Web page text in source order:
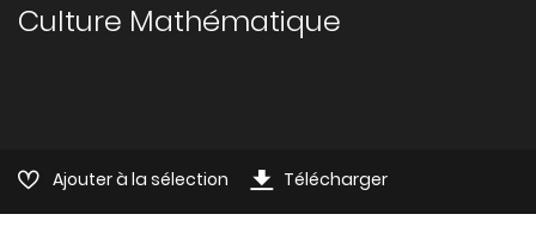
Culture Mathématique
Ajouter à la sélection Télécharger